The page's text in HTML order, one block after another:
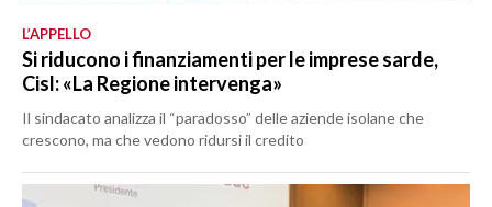
L’APPELLO
Si riducono i finanziamenti per le imprese sarde,
Cisl: «La Regione intervenga»
Il sindacato analizza il “paradosso” delle aziende isolane che
crescono, ma che vedono ridursi il credito